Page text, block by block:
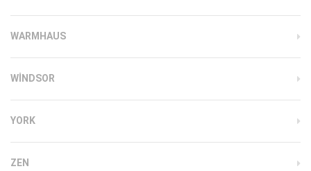
WARMHAUS
WINDSOR
YORK
ZEN